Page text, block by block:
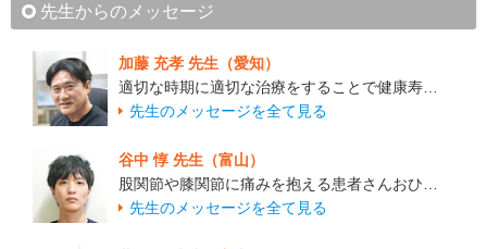
先生からのメッセージ
加藤 充孝 先生（愛知）
適切な時期に適切な治療をすることで健康寿…
先生のメッセージを全て見る
谷中 惇 先生（富山）
股関節や膝関節に痛みを抱える患者さんおひ…
先生のメッセージを全て見る